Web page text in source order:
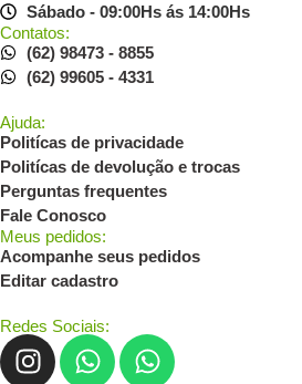
Sábado - 09:00Hs ás 14:00Hs
Contatos:
(62) 98473 - 8855
(62) 99605 - 4331
Ajuda:
Politícas de privacidade
Politícas de devolução e trocas
Perguntas frequentes
Fale Conosco
Meus pedidos:
Acompanhe seus pedidos
Editar cadastro
Redes Sociais: